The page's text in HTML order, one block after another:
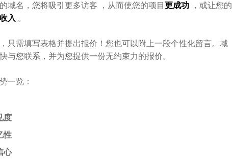
域名，您将吸引更多访客 ，从而使您的项目更成功 ，或让您的
入 。
只需填写表格并提出报价！您也可以附上一段个性化留言。域
与您联系，并为您提供一份无约束力的报价。
一览：
度
性
心